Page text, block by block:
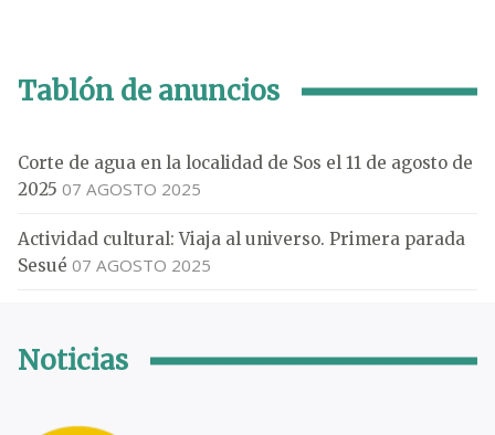
Tablón de anuncios
Corte de agua en la localidad de Sos el 11 de agosto de
2025 07 AGOSTO 2025
Actividad cultural: Viaja al universo. Primera parada
Sesué 07 AGOSTO 2025
Noticias